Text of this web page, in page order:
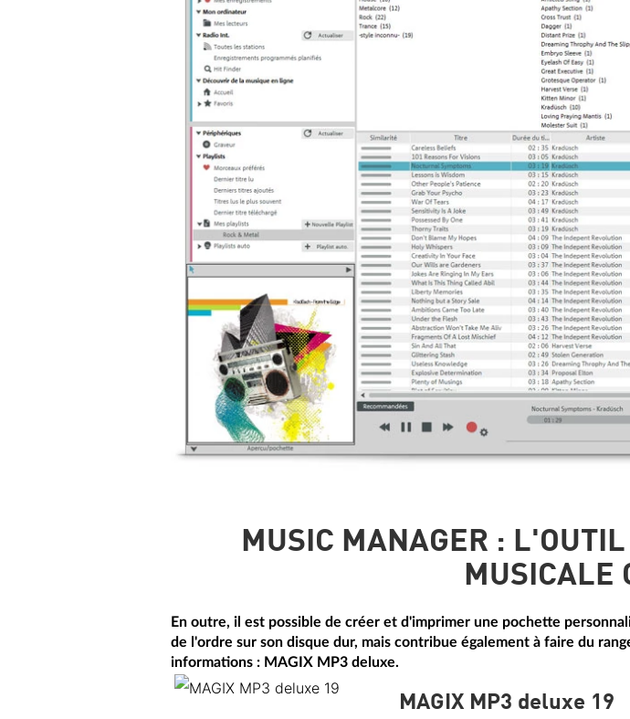
MUSIC MANAGER :
MUSICALE
En outre, il est possible de créer et d'imprimer une pochette
de l'ordre sur son disque dur, mais contribue également à faire du
informations : MAGIX MP3 deluxe.
MAGIX MP3 deluxe 19